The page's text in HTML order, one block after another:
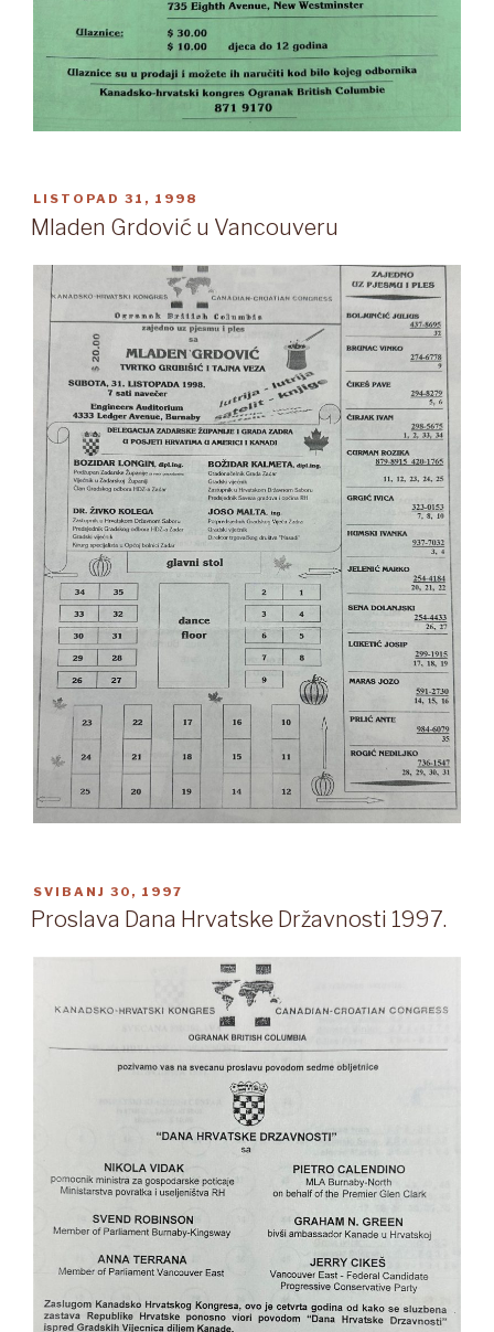
OBJAVLJENO
LISTOPAD 31, 1998
Mladen Grdović u Vancouveru
OBJAVLJENO
SVIBANJ 30, 1997
Proslava Dana Hrvatske Državnosti 1997.